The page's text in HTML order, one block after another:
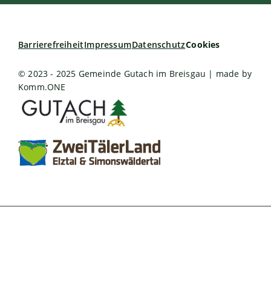
BarrierefreiheitImpressumDatenschutzCookies
© 2023 - 2025 Gemeinde Gutach im Breisgau | made by
Komm.ONE